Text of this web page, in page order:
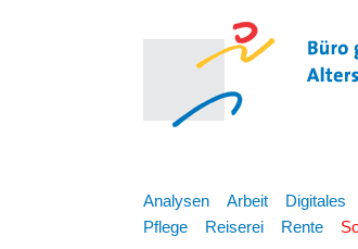
Analysen Arbeit Digitales
Pflege
Reiserei Rente